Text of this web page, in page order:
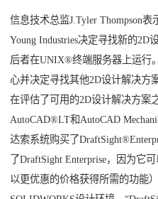
信息技术总监J.Tyler Thompson表
Young Industries决定寻找新的2D
后者在UNIX®终端服务器上运行
心并决定寻找其他2D设计解决方
在评估了可用的2D设计解决方案
AutoCAD®LT和AutoCAD
达索系统购买了
了DraftSight Enterprise，因为它
以更优惠的价格获得所需的功能